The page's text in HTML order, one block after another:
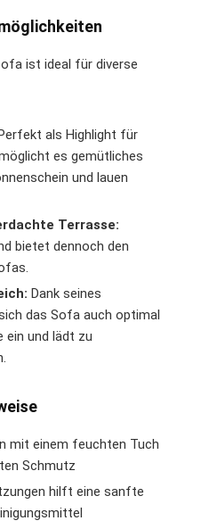
ist ideal für diverse
als Highlight für
es gemütliches
und lauen
Terrasse:
bietet dennoch den
Dank seines
das Sofa auch optimal
und lädt zu
mit einem feuchten Tuch
Schmutz
hilft eine sanfte